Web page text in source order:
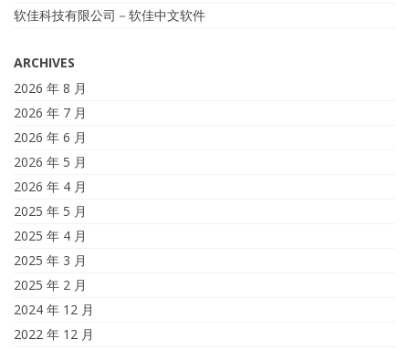
软佳科技有限公司－软佳中文软件
ARCHIVES
2026 年 8 月
2026 年 7 月
2026 年 6 月
2026 年 5 月
2026 年 4 月
2025 年 5 月
2025 年 4 月
2025 年 3 月
2025 年 2 月
2024 年 12 月
2022 年 12 月